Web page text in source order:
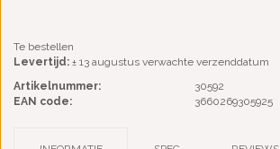
Te bestellen
Levertijd: ± 13 augustus verwachte verzenddatum
Artikelnummer:
30592
EAN code:
3660269305925